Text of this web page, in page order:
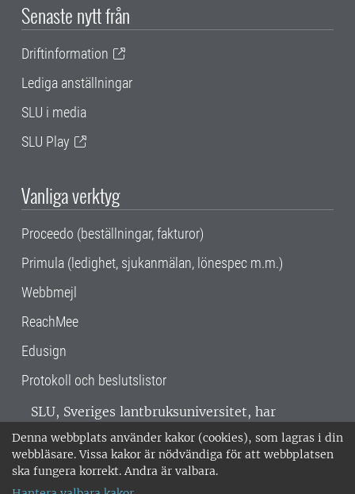
Denna webbplats använder kakor (cookies), som lagras i din
webbläsare. Vissa kakor är nödvändiga för att webbplatsen
ska fungera korrekt. Andra är valbara.
Senaste nytt från
Driftinformation
Lediga anställningar
SLU i media
SLU Play
Vanliga verktyg
Proceedo (beställningar, fakturor)
Primula (ledighet, sjukanmälan, lönespec m.m.)
Webbmejl
ReachMee
Edusign
Protokoll och beslutslistor
SLU, Sveriges lantbruksuniversitet, har
verksamhet över hela Sverige. Huvudorter är
Alnarp, Uppsala och Umeå.SLU är
miljöcertifierat enligt ISO 14001. •
018-67 10 00 • Org nr: 202100-2817 •